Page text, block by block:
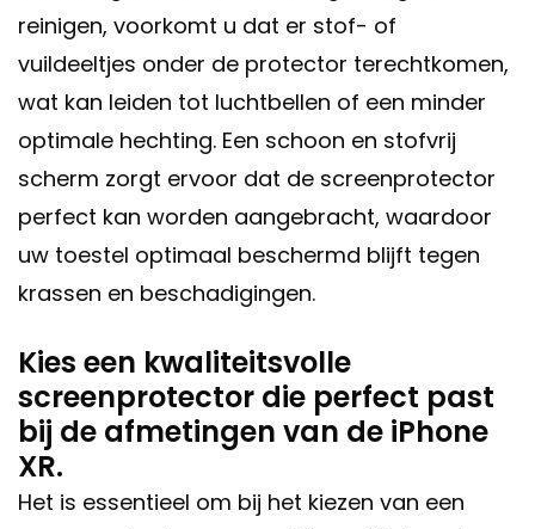
reinigen, voorkomt u dat er stof- of
vuildeeltjes onder de protector terechtkomen,
wat kan leiden tot luchtbellen of een minder
optimale hechting. Een schoon en stofvrij
scherm zorgt ervoor dat de screenprotector
perfect kan worden aangebracht, waardoor
uw toestel optimaal beschermd blijft tegen
krassen en beschadigingen.
Kies een kwaliteitsvolle
screenprotector die perfect past
bij de afmetingen van de iPhone
XR.
Het is essentieel om bij het kiezen van een